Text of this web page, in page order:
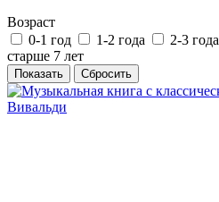
Возраст
0-1 год
1-2 года 2-3 года
старше 7 лет